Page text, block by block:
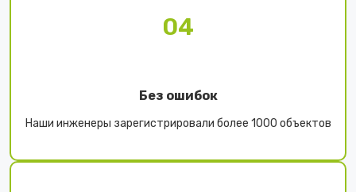
04
Без ошибок
Наши инженеры зарегистрировали более 1000 объектов